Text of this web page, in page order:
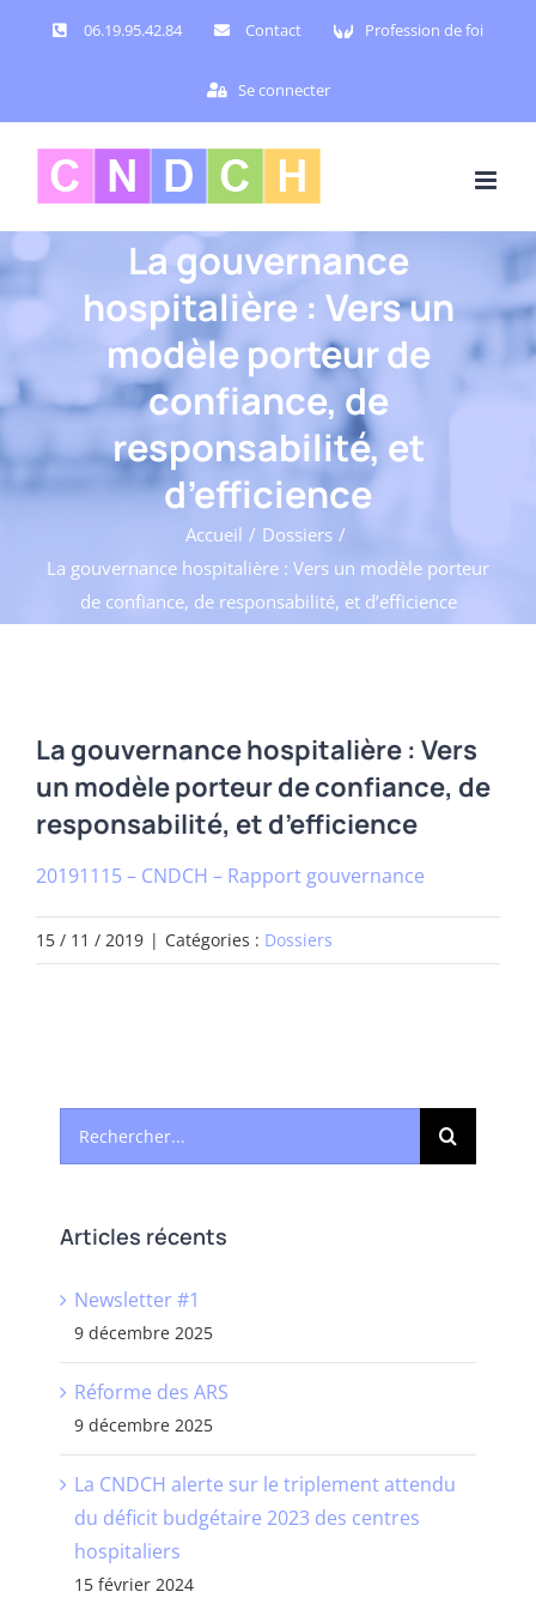
06.19.95.42.84 Contact Profession de foi
Se connecter
La gouvernance
hospitalière : Vers un
modèle porteur de
confiance, de
responsabilité, et
d’efficience
Accueil
Dossiers
La gouvernance hospitalière : Vers un modèle porteur
de confiance, de responsabilité, et d’efficience
La gouvernance hospitalière : Vers
un modèle porteur de confiance, de
responsabilité, et d’efficience
20191115 – CNDCH – Rapport gouvernance
15 / 11 / 2019 | Catégories : Dossiers
Rechercher:
Articles récents
Newsletter #1
9 décembre 2025
Réforme des ARS
9 décembre 2025
La CNDCH alerte sur le triplement attendu
du déficit budgétaire 2023 des centres
hospitaliers
15 février 2024